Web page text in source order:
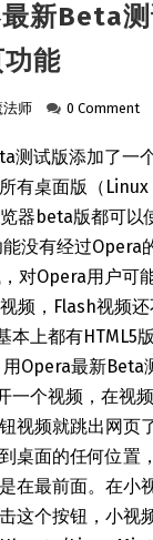
新Beta
能
法师 0 Comment
测试版添加了一
有桌面版（Linux
器beta版都可以
没有经过Opera
对Opera用户可
频，Flash视频
本上都有HTML5
Opera最新Beta
一个视频，在视
视频就跳出网页
桌面的任何位置
在最前面。在小
这个按钮，小视